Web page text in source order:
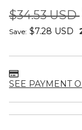
$34.53 USD
Save: $7.28 USD
SEE PAYMENT